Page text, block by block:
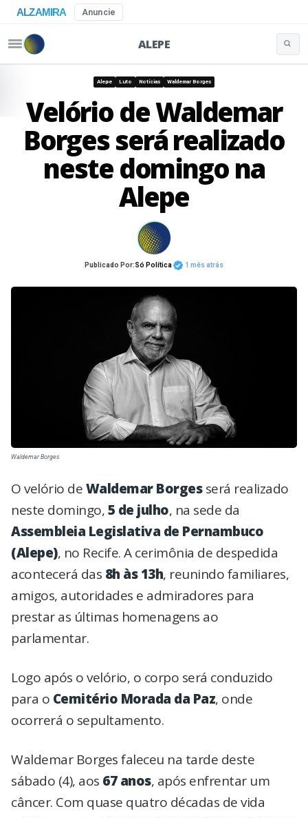
ALZAMIRA Anuncie
ALEPE
Alepe Luto Notícias Waldemar Borges
Velório de Waldemar
Borges será realizado
neste domingo na
Alepe
Publicado Por:Só Política 1 mês atrás
Waldemar Borges
O velório deWaldemar Borgesserá realizado
neste domingo,5 de julho, na sede da
Assembleia Legislativa de Pernambuco
(Alepe), no Recife. A cerimônia de despedida
acontecerá das 8h às 13h, reunindo familiares,
amigos, autoridades e admiradores para
prestar as últimas homenagens ao
parlamentar.
Logo após o velório, o corpo será conduzido
para o Cemitério Morada da Paz, onde
ocorrerá o sepultamento.
Waldemar Borges faleceu na tarde deste
sábado (4), aos 67 anos, após enfrentar um
câncer. Com quase quatro décadas de vida